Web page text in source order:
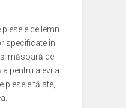
de lemn
specificate în
măsoară de
pentru a evita
piesele tăiate,